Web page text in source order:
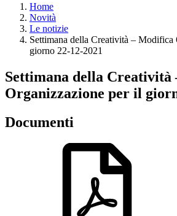
Home
Novità
Le notizie
Settimana della Creatività – Modifica
giorno 22-12-2021
Settimana della Creatività
Organizzazione per il
Documenti